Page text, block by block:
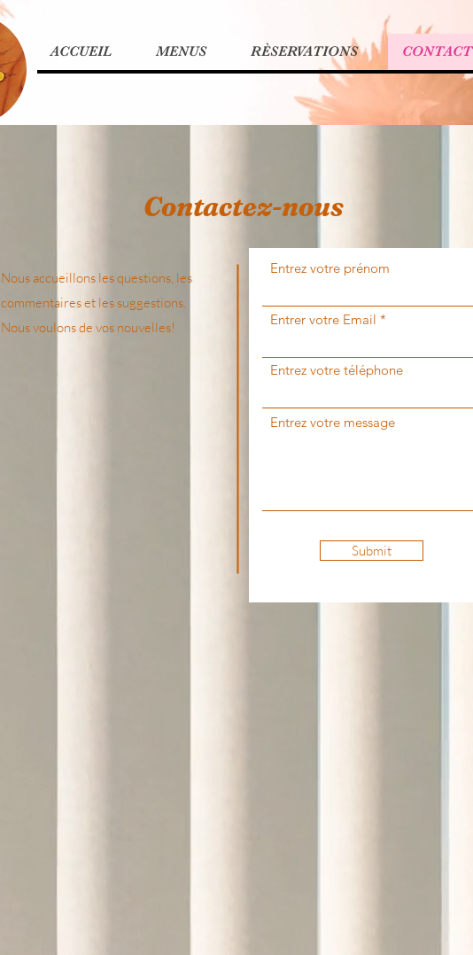
ACCUEIL MENUS RÈSERVATIONS CONTACT
Contactez-nous
Nous accueillons les questions, les
commentaires et les suggestions.
Nous voulons de vos nouvelles!
Entrez votre prénom
Entrer votre Email
Entrez votre téléphone
Entrez votre message
Submit